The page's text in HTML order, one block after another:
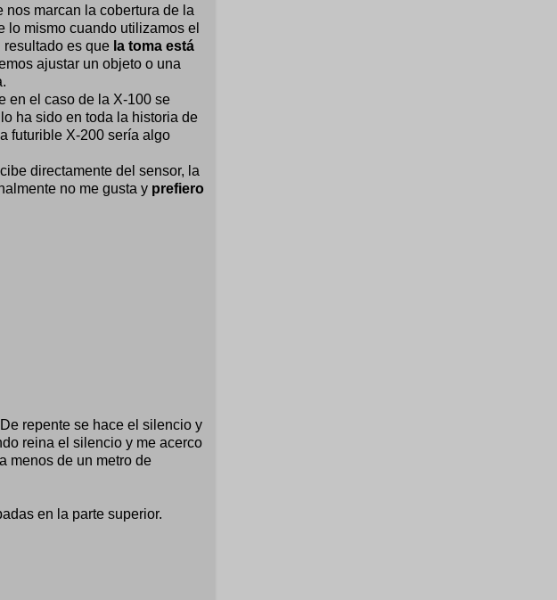
marcan la cobertura de la
lo mismo cuando utilizamos el
resultado es que la toma está
ajustar un objeto o una
en el caso de la X-100 se
ha sido en toda la historia de
futurible X-200 sería algo
directamente del sensor, la
no me gusta y prefiero
repente se hace el silencio y
reina el silencio y me acerco
menos de un metro de
en la parte superior.